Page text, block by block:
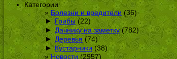
Категории
Болезни и вредители (36)
► Грибы(22)
► Дачнику на заметку(782)
► Деревья (74)
► Кустарники (38)
Новости(2957)